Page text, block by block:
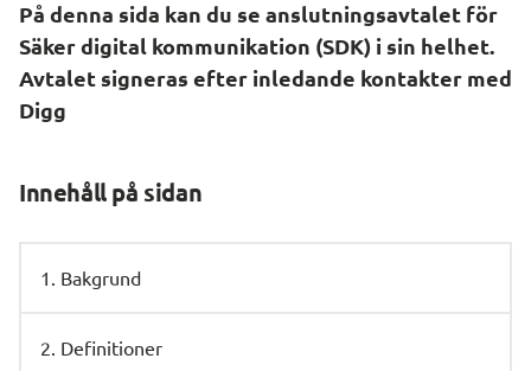
På denna sida kan du se anslutningsavtalet för
Säker digital kommunikation (SDK) i sin helhet.
Avtalet signeras efter inledande kontakter med
Digg
Innehåll på sidan
1. Bakgrund
2. Definitioner